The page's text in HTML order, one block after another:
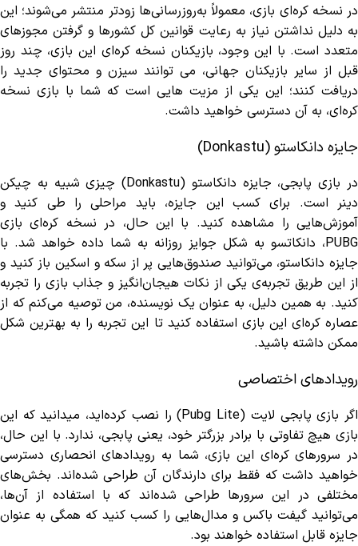
در نسخه کره‌ای بازی، معمولاً به‌روزرسانی‌ها زودتر منتشر می‌شوند؛ این
به دلیل نداشتن نیاز به رعایت قوانین کل کشورها و گرفتن مجوزهای
متعدد است. با این وجود، بازیکنان نسخه کره‌ای این بازی، چند روز
قبل از سایر بازیکنان جهانی، می توانند سیزن و محتوای جدید را
دریافت کنند؛ این یکی از مزیت هایی است که شما با بازی نسخه
کره‌ای، به آن دسترسی خواهید داشت.
جایزه دانکاستو (Donkastu)
در بازی پابجی، جایزه دانکاستو (Donkastu) چیزی شبیه به چیکن
دینر است. برای کسب این جایزه، باید مراحلی را طی کنید و
آموزش‌هایی را مشاهده کنید. با این حال، در نسخه کره‌ای بازی
PUBG، دانکاتسو به شکل جوایز روزانه به شما داده خواهد شد. با
جایزه دانکاستو، می‌توانید صندوق‌هایی پر از سکه و اسکین باز کنید و
از این طریق تجربه‌ی یکی از نکات هیجان‌انگیز و جذاب بازی را تجربه
کنید. به همین دلیل، به عنوان یک نویسنده، من توصیه می‌کنم که از
عصاره کره‌ای این بازی استفاده کنید تا این تجربه را به بهترین شکل
ممکن داشته باشید.
رویدادهای اختصاصی
اگر بازی پابجی لایت (Pubg Lite) را نصب کرده‌اید، میدانید که این
بازی هیچ تفاوتی با برادر بزرگتر خود، یعنی پابجی، ندارد. با این حال،
در سرور‌های کره‌ای این بازی، شما به رویدادهای انحصاری دسترسی
خواهید داشت که فقط برای دارندگان آن طراحی شده‌اند. بخش‌های
مختلفی در این سرورها طراحی شده‌اند که با استفاده از آن‌ها،
می‌توانید گیفت باکس و مدال‌هایی را کسب کنید که همگی به عنوان
جایزه قابل استفاده خواهند بود.